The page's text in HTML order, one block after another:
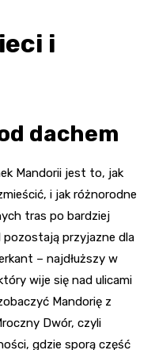
i
dachem
Mandorii jest to, jak
i jak różnorodne
tras po bardziej
pozostają przyjazne dla
– najdłuższy w
wije się nad ulicami
Mandorię z
Dwór, czyli
gdzie sporą część